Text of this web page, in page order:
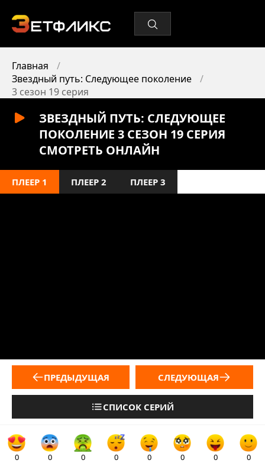
Главная
Звездный путь: Следующее поколение
3 сезон 19 серия
ЗВЕЗДНЫЙ ПУТЬ: СЛЕДУЮЩЕЕ
ПОКОЛЕНИЕ 3 СЕЗОН 19 СЕРИЯ
СМОТРЕТЬ ОНЛАЙН
ПЛЕЕР 1 ПЛЕЕР 2 ПЛЕЕР 3
ПРЕДЫДУЩАЯ
СПИСОК СЕРИЙ
СЛЕДУЮЩАЯ
0 0 0 0 0 0 0 0